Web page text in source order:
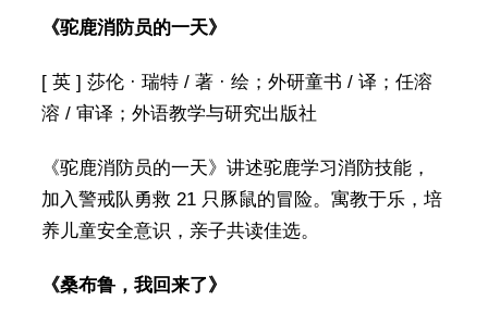
《驼鹿消防员的一天》
[ 英 ] 莎伦 · 瑞特 / 著 · 绘；外研童书 / 译；任溶
溶 / 审译；外语教学与研究出版社
《驼鹿消防员的一天》讲述驼鹿学习消防技能，
加入警戒队勇救 21 只豚鼠的冒险。寓教于乐，培
养儿童安全意识，亲子共读佳选。
《桑布鲁，我回来了》